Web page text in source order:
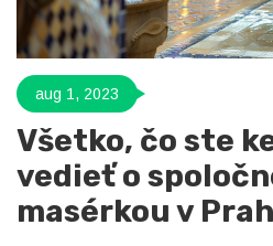
aug 1, 2023
Všetko, čo ste
vedieť o
masérkou v